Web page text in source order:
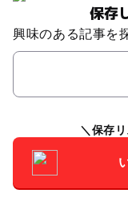
保存
興味のある記事を
保存